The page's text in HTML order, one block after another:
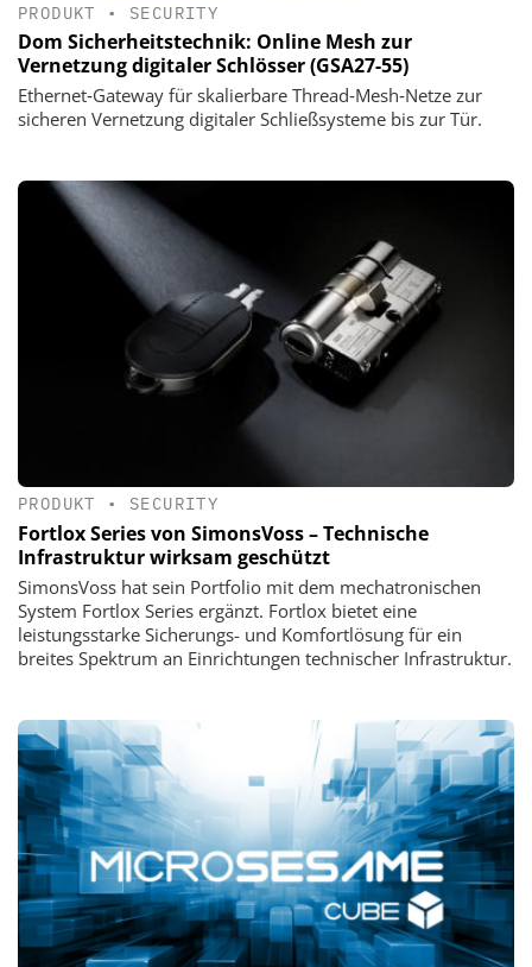
PRODUKT • SECURITY
Dom Sicherheitstechnik: Online Mesh zur
Vernetzung digitaler Schlösser (GSA27-55)
Ethernet‑Gateway für skalierbare Thread‑Mesh‑Netze zur
sicheren Vernetzung digitaler Schließsysteme bis zur Tür.
PRODUKT • SECURITY
Fortlox Series von SimonsVoss – Technische
Infrastruktur wirksam geschützt
SimonsVoss hat sein Portfolio mit dem mechatronischen
System Fortlox Series ergänzt. Fortlox bietet eine
leistungsstarke Sicherungs- und Komfortlösung für ein
breites Spektrum an Einrichtungen technischer Infrastruktur.